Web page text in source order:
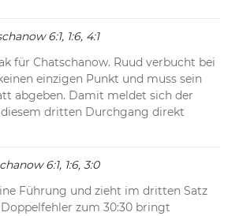
6:1, 1:6, 4:1
für Chatschanow. Ruud verbucht bei
einzigen Punkt und muss sein
abgeben. Damit meldet sich der
dritten Durchgang direkt
6:1, 1:6, 3:0
Führung und zieht im dritten Satz
zum 30:30 bringt